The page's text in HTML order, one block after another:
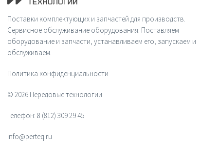
Поставки комплектующих и запчастей для производств.
Сервисное обслуживание оборудования. Поставляем
оборудование и запчасти, устанавливаем его, запускаем и
обслуживаем.
Политика конфиденциальности
© 2026 Передовые технологии
Телефон: 8 (812) 309 29 45
info@perteq.ru